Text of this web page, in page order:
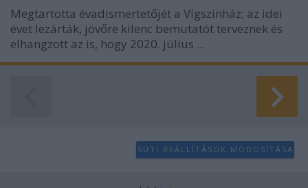
Megtartotta évadismertetőjét a Vígszínház; az idei
évet lezárták, jövőre kilenc bemutatót terveznek és
elhangzott az is, hogy 2020. július ...
SÜTI BEÁLLÍTÁSOK MÓDOSÍTÁSA